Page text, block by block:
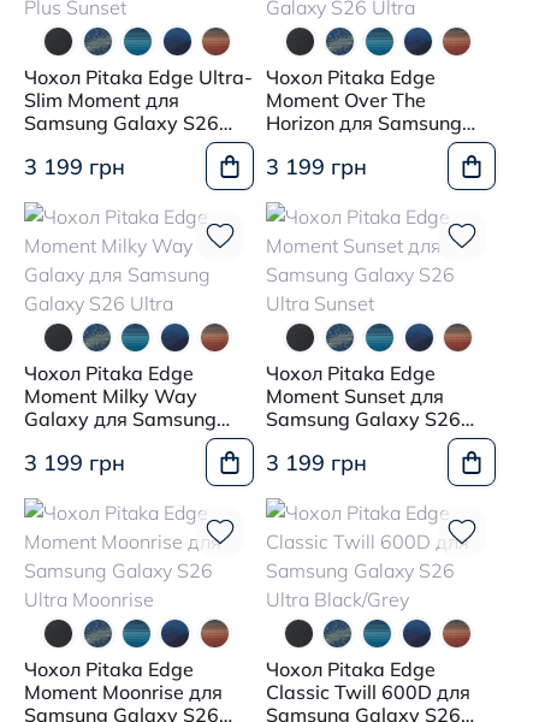
Чохол Pitaka Edge Ultra-
Slim Moment для
Samsung Galaxy S26
3 199 грн
Чохол Pitaka Edge
Moment Over The
Horizon для Samsung
3 199 грн
Чохол Pitaka Edge
Moment Milky Way
Galaxy для Samsung
3 199 грн
Чохол Pitaka Edge
Moment Sunset для
Samsung Galaxy S26
3 199 грн
Чохол Pitaka Edge
Moment Moonrise для
Samsung Galaxy S26
Чохол Pitaka Edge
Classic Twill 600D для
Samsung Galaxy S26